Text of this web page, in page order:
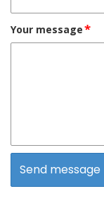
Your message*